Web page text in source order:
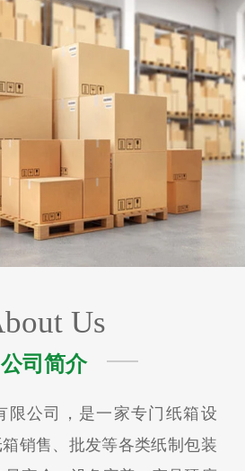
Us
公司简介
公司，是一家专门纸箱设
销售、批发等各类纸制包装